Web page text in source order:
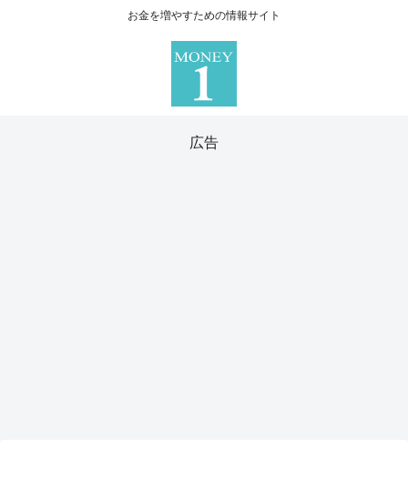
お金を増やすための情報サイト
広告